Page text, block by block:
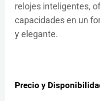
relojes inteligentes,
capacidades en un
y elegante.
Precio y